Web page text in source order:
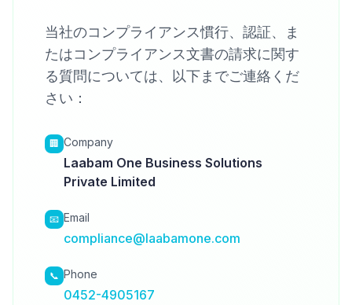
当社のコンプライアンス慣行、認証、ま
たはコンプライアンス文書の請求に関す
る質問については、以下までご連絡くだ
さい：
🏢 Company
Laabam One Business Solutions
Private Limited
📧 Email
compliance@laabamone.com
📞 Phone
0452-4905167